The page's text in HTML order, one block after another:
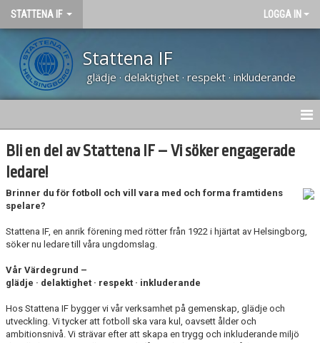
STATTENA IF LOGGA IN
Stattena IF
glädje · delaktighet · respekt · inkluderande
HEM
NYHETER
OM KLUBBEN
KALENDER
VÅRA LAG
DOMARE, MATCHER.
Bli en del av Stattena IF – Vi söker engagerade
ledare!
Brinner du för fotboll och vill vara med och forma framtidens
spelare?
Stattena IF, en anrik förening med rötter från 1922 i hjärtat av Helsingborg,
söker nu ledare till våra ungdomslag.
Vår Värdegrund –
glädje · delaktighet · respekt · inkluderande
Hos Stattena IF bygger vi vår verksamhet på gemenskap, glädje och
utveckling. Vi tycker att fotboll ska vara kul, oavsett ålder och
ambitionsnivå. Vi strävar efter att skapa en trygg och inkluderande miljö